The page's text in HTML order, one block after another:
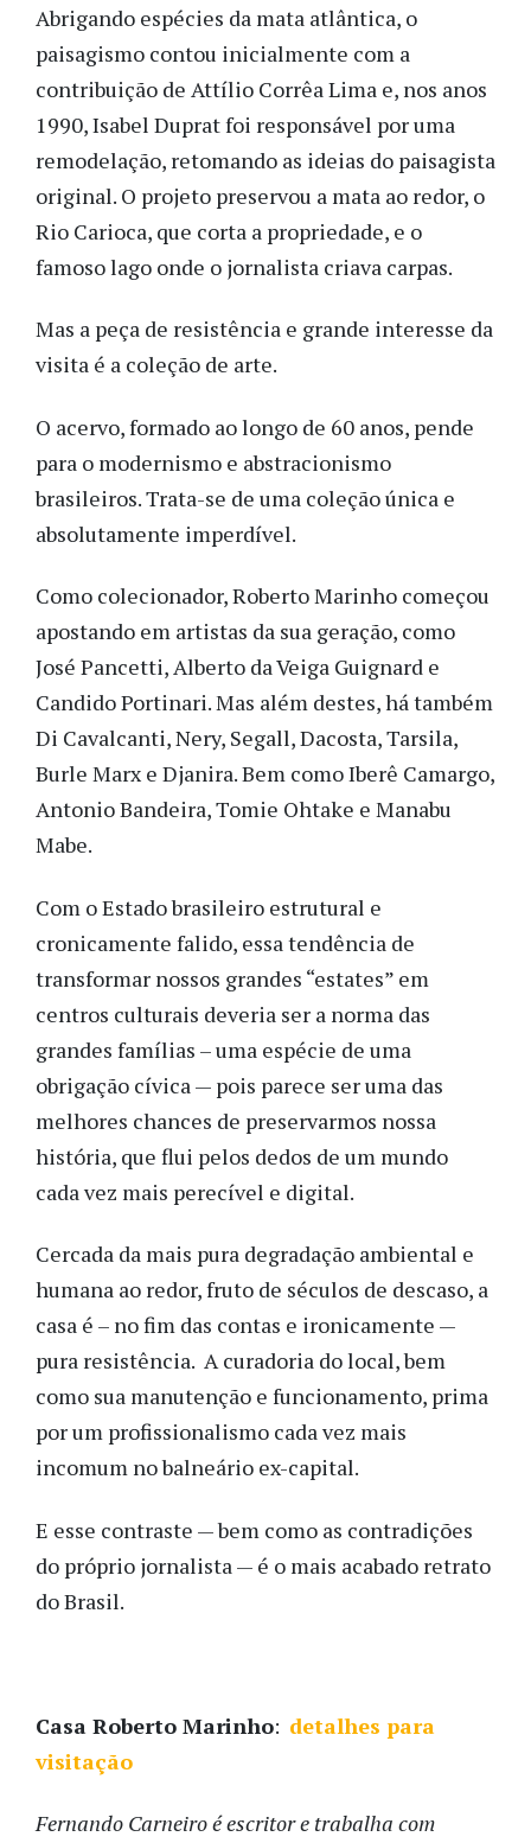
Abrigando espécies da mata atlântica, o
paisagismo contou inicialmente com a
contribuição de Attílio Corrêa Lima e, nos anos
1990, Isabel Duprat foi responsável por uma
remodelação, retomando as ideias do paisagista
original. O projeto preservou a mata ao redor, o
Rio Carioca, que corta a propriedade, e o
famoso lago onde o jornalista criava carpas.
Mas a peça de resistência e grande interesse da
visita é a coleção de arte.
O acervo, formado ao longo de 60 anos, pende
para o modernismo e abstracionismo
brasileiros. Trata-se de uma coleção única e
absolutamente imperdível.
Como colecionador, Roberto Marinho começou
apostando em artistas da sua geração, como
José Pancetti, Alberto da Veiga Guignard e
Candido Portinari. Mas além destes, há também
Di Cavalcanti, Nery, Segall, Dacosta, Tarsila,
Burle Marx e Djanira. Bem como Iberê Camargo,
Antonio Bandeira, Tomie Ohtake e Manabu
Mabe.
Com o Estado brasileiro estrutural e
cronicamente falido, essa tendência de
transformar nossos grandes “estates” em
centros culturais deveria ser a norma das
grandes famílias – uma espécie de uma
obrigação cívica — pois parece ser uma das
melhores chances de preservarmos nossa
história, que flui pelos dedos de um mundo
cada vez mais perecível e digital.
Cercada da mais pura degradação ambiental e
humana ao redor, fruto de séculos de descaso, a
casa é – no fim das contas e ironicamente —
pura resistência. A curadoria do local, bem
como sua manutenção e funcionamento, prima
por um profissionalismo cada vez mais
incomum no balneário ex-capital.
E esse contraste — bem como as contradições
do próprio jornalista — é o mais acabado retrato
do Brasil.
Casa Roberto Marinho: detalhes para
visitação
Fernando Carneiro é escritor e trabalha com